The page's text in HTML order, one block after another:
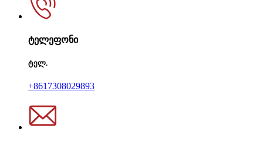
ტელეფონი
ტელ.
+8617308029893